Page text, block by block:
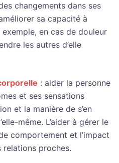
changements dans ses
sa capacité à
en cas de douleur
les autres d’elle
: aider la personne
et ses sensations
et la manière de s’en
même. L’aider à gérer le
comportement et l’impact
relations proches.